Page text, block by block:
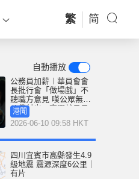
繁 简
自動播放
公務員加薪︱華員會會
長批行會「做場戲」不
聽職方意見 嘆公眾無視
公僕付出：衰嘢就日日
數住
港聞
2026-06-10 09:58 HKT
四川宜賓市高縣發生4.9
級地震 震源深度6公里｜
有片